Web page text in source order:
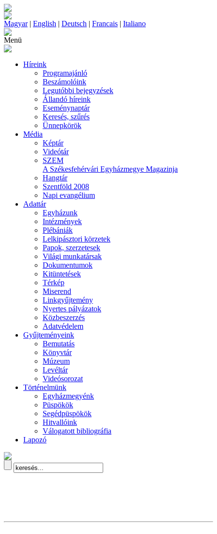
Magyar| English | Deutsch | Francais | Italiano
Menü
Híreink
Programajánló
Beszámolóink
Legutóbbi bejegyzések
Állandó híreink
Eseménynaptár
Keresés, szűrés
Ünnepkörök
Média
Képtár
Videótár
SZEM
A Székesfehérvári Egyházmegye Magazinja
Hangtár
Szentföld 2008
Napi evangélium
Adattár
Egyházunk
Intézmények
Plébániák
Lelkipásztori körzetek
Papok, szerzetesek
Világi munkatársak
Dokumentumok
Kitüntetések
Térkép
Miserend
Linkgyűjtemény
Nyertes pályázatok
Közbeszerzés
Adatvédelem
Gyűjteményeink
Bemutatás
Könyvtár
Múzeum
Levéltár
Videósorozat
Történelmünk
Egyházmegyénk
Püspökök
Segédpüspökök
Hitvallóink
Válogatott bibliográfia
Lapozó